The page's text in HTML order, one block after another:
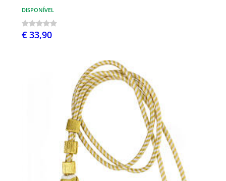
DISPONÍVEL
€ 33,90